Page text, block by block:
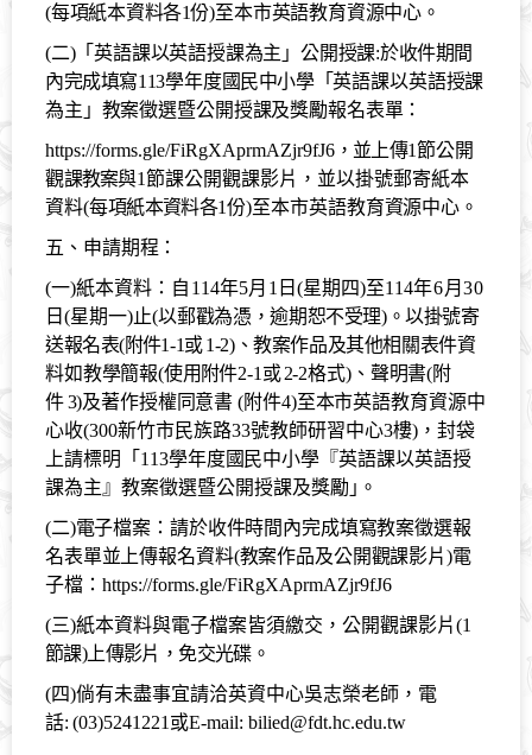
(每項紙本資料各1份)至本市英語教育資源中心。
(二)「英語課以英語授課為主」公開授課:於收件期間
內完成填寫113學年度國民中小學「英語課以英語授課
為主」教案徵選暨公開授課及獎勵報名表單：
https://forms.gle/FiRgXAprmAZjr9fJ6 ，並上傳1節公開
觀課教案與1節課公開觀課影片，並以掛號郵寄紙本
資料(每項紙本資料各1份)至本市英語教育資源中心。
五、 申請期程 ：
(一)紙本資料： 自 114年5月 1 日 (星期四)至114年6月30
日 (星期一)止(以郵戳為憑，逾期恕不受理)。以掛號寄
送報名表(附件1-1或 1-2)、教案作品及其他相關表件資
料如教學簡報(使用附件2-1 或 2-2格式)、聲明書(附
件 3)及著作授權同意書 (附件4)至本市英語教育資源中
心收(300新竹市民族路33號教師研習中心3樓)，封袋
上請標明「 113學年度國民中小學『英語課以英語授
課為主』教案徵選暨公開授課及獎勵 」。
(二)電子檔案：請於收件時間內完成填寫教案徵選報
名表單並上傳報名資料(教案作品及公開觀課影片)電
子檔： https://forms.gle/FiRgXAprmAZjr9fJ6
(三)紙本資料與電子檔案皆須繳交，公開觀課影片(1
節課)上傳影片，免交光碟。
(四)倘有未盡事宜請洽英資中心吳志榮老師，電
話: (03)5241221 或E-mail: bilied@fdt.hc.edu.tw